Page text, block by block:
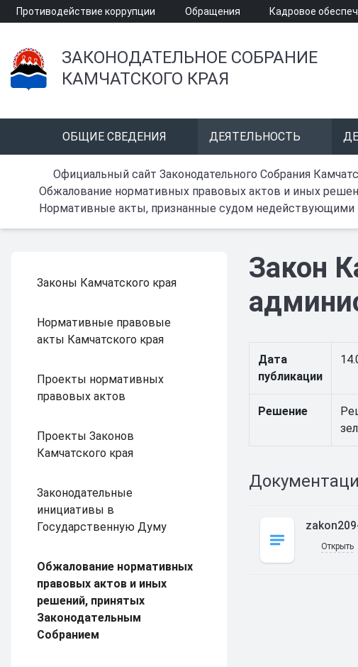
Противодействие коррупции Обращения Кадровое
ЗАКОНОДАТЕЛЬНОЕ СОБРАНИЕ
КАМЧАТСКОГО КРАЯ
ОБЩИЕ СВЕДЕНИЯ ДЕЯТЕЛЬНОСТЬ
Официальный сайт Законодательного Собрания
Обжалование нормативных правовых актов и иных
Нормативные акты, признанные судом недействующими
Законы Камчатского края
Нормативные правовые
акты Камчатского края
Проекты нормативных
правовых актов
Проекты Законов
Камчатского края
Законодательные
инициативы в
Государственную Думу
Обжалование нормативных
правовых актов и иных
решений, принятых
Законодательным
Собранием
Закон
Дата
публикации
Решение
Открыть